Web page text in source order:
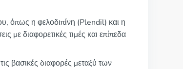
όπως η φελοδιπίνη (Plendil) και η
με διαφορετικές τιμές και επίπεδα
βασικές διαφορές μεταξύ των